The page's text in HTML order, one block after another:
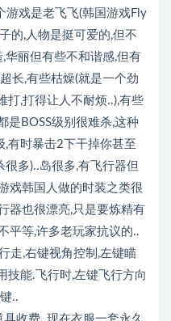
游戏是老飞飞(韩国游戏Fly
的,人物是挺可爱的,但不
华丽但有些不和谐感,但有
长,有些枯燥(就是一个劲
打,打得让人不耐烦..),有些
是BOSS级别很难杀,这种
,有时暴击2下干掉你甚至
多)..岛很多,有飞行器但
戏韩国人做的时装之类很
器也很漂亮,只是要炼精有
平等,许多老玩家抗议的..
走,右键视角控制,左键瞄
技能.飞行时,左键飞行方向
..